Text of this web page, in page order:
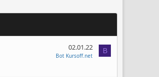
02.01.22
Bot Kursoff.net
B